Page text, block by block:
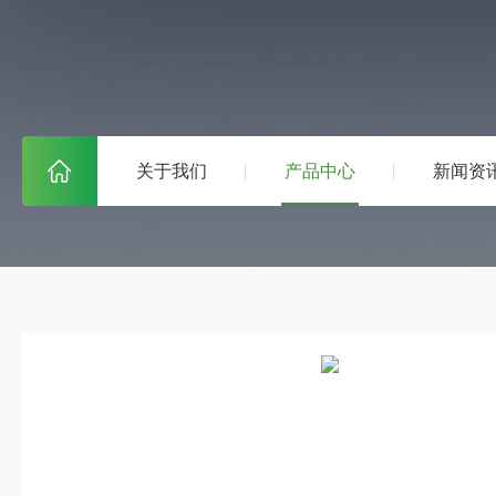
关于我们 产品中心 新闻资